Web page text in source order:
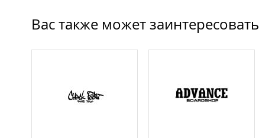
Вас также может заинтересовать